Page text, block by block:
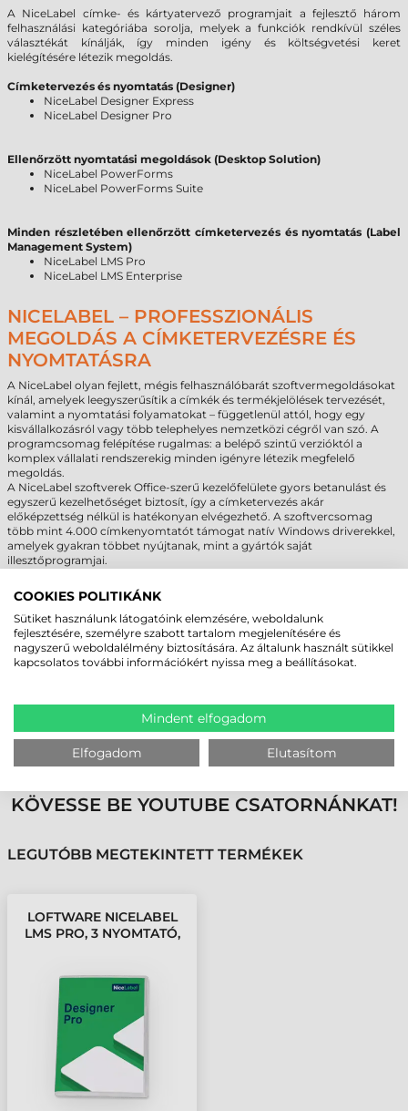
A NiceLabel címke- és kártyatervező programjait a fejlesztő három
felhasználási kategóriába sorolja, melyek a funkciók rendkívül széles
választékát kínálják, így minden igény és költségvetési keret
kielégítésére létezik megoldás.
Címketervezés és nyomtatás (Designer)
NiceLabel Designer Express
NiceLabel Designer Pro
Ellenőrzött nyomtatási megoldások (Desktop Solution)
NiceLabel PowerForms
NiceLabel PowerForms Suite
Minden részletében ellenőrzött címketervezés és nyomtatás (Label
Management System)
NiceLabel LMS Pro
NiceLabel LMS Enterprise
NICELABEL – PROFESSZIONÁLIS
MEGOLDÁS A CÍMKETERVEZÉSRE ÉS
NYOMTATÁSRA
A NiceLabel olyan fejlett, mégis felhasználóbarát szoftvermegoldásokat
kínál, amelyek leegyszerűsítik a címkék és termékjelölések tervezését,
valamint a nyomtatási folyamatokat – függetlenül attól, hogy egy
kisvállalkozásról vagy több telephelyes nemzetközi cégről van szó. A
programcsomag felépítése rugalmas: a belépő szintű verzióktól a
komplex vállalati rendszerekig minden igényre létezik megfelelő
megoldás.
A NiceLabel szoftverek Office-szerű kezelőfelülete gyors betanulást és
egyszerű kezelhetőséget biztosít, így a címketervezés akár
előképzettség nélkül is hatékonyan elvégezhető. A szoftvercsomag
több mint 4.000 címkenyomtatót támogat natív Windows driverekkel,
amelyek gyakran többet nyújtanak, mint a gyártók saját
illesztőprogramjai.
címketervekről, a NiceLabel biztosítja a szükséges eszközöket a gyors,
pontos és megbízható munkavégzéshez. Támogatja a különféle
adatforrások használatát, a grafikus elemek beillesztését, valamint az
iparági szabványoknak megfelelő címkék létrehozását. A szoftver több
változatban is elérhető, így minden vállalat megtalálhatja a számára
leginkább megfelelő csomagot.
MEGBÍZHAT BENNÜNK! ISMERJE MEG
VÁSÁRLÓINK VÉLEMÉNYÉT
KÖVESSE BE YOUTUBE CSATORNÁNKAT!
LEGUTÓBB MEGTEKINTETT TERMÉKEK
LOFTWARE NICELABEL
LMS PRO, 3 NYOMTATÓ,
COOKIES POLITIKÁNK
Sütiket használunk látogatóink elemzésére, weboldalunk
fejlesztésére, személyre szabott tartalom megjelenítésére és
nagyszerű weboldalélmény biztosítására. Az általunk használt sütikkel
kapcsolatos további információkért nyissa meg a beállításokat.
Mindent elfogadom
Elfogadom Elutasítom